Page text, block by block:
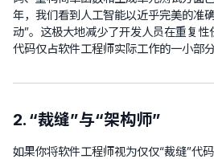
年，我们看到人工智能以近乎完美的准
动”。这极大地减少了开发人员在重复
代码仅占软件工程师实际工作的一小部分
2. “裁缝”与“架构师”
如果你将软件工程师视为仅仅“裁缝”代